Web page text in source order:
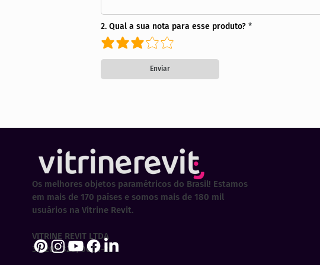
2. Qual a sua nota para esse produto?
Enviar
Os melhores objetos paramétricos do Brasil! Estamos
em mais de 170 países e somos mais de 180 mil
usuários na Vitrine Revit.
VITRINE REVIT LTDA
30.202.323/0001-29